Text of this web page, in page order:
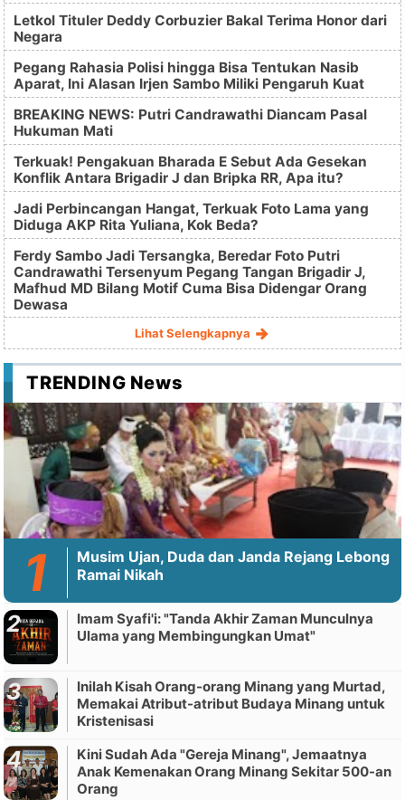
Letkol Tituler Deddy Corbuzier Bakal Terima Honor dari
Negara
Pegang Rahasia Polisi hingga Bisa Tentukan Nasib
Aparat, Ini Alasan Irjen Sambo Miliki Pengaruh Kuat
BREAKING NEWS: Putri Candrawathi Diancam Pasal
Hukuman Mati
Terkuak! Pengakuan Bharada E Sebut Ada Gesekan
Konflik Antara Brigadir J dan Bripka RR, Apa itu?
Jadi Perbincangan Hangat, Terkuak Foto Lama yang
Diduga AKP Rita Yuliana, Kok Beda?
Ferdy Sambo Jadi Tersangka, Beredar Foto Putri
Candrawathi Tersenyum Pegang Tangan Brigadir J,
Mafhud MD Bilang Motif Cuma Bisa Didengar Orang
Dewasa
Lihat Selengkapnya
TRENDING News
Musim Ujan, Duda dan Janda Rejang Lebong
Ramai Nikah
Imam Syafi'i: "Tanda Akhir Zaman Munculnya
Ulama yang Membingungkan Umat"
Inilah Kisah Orang-orang Minang yang Murtad,
Memakai Atribut-atribut Budaya Minang untuk
Kristenisasi
Kini Sudah Ada "Gereja Minang", Jemaatnya
Anak Kemenakan Orang Minang Sekitar 500-an
Orang